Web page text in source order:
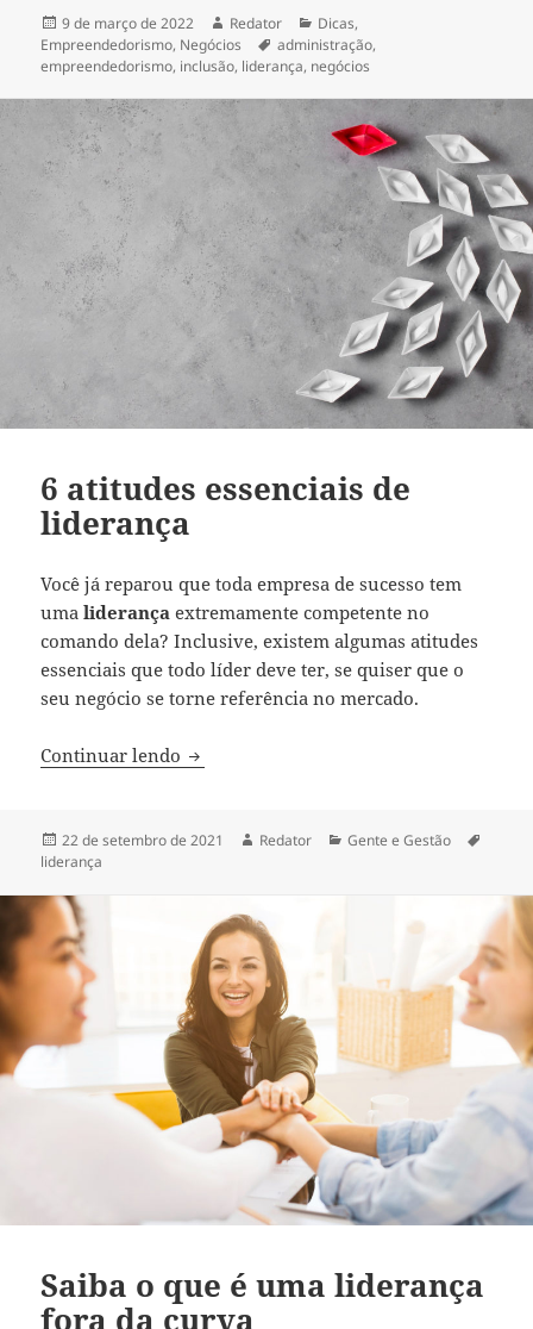
Publicado
em
9 de março de 2022 Autor
Redator Categorias
Dicas,
Empreendedorismo, Negócios Tags
administração,
empreendedorismo, inclusão, liderança, negócios
6 atitudes essenciais de
liderança
Você já reparou que toda empresa de sucesso tem
umaliderança extremamente competente no
comando dela? Inclusive, existem algumas atitudes
essenciais que todo líder deve ter, se quiser que o
seu negócio se torne referência no mercado.
Continuar lendo 6 atitudes essenciais de liderança
Publicado
em
22 de setembro de 2021 Autor
Redator Categorias
Gente e Gestão
liderança
Saiba o que é uma liderança
fora da curva